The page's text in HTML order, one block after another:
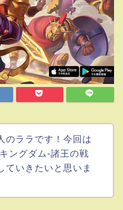
のララです！今回は
ングダム-諸王の戦
ていきたいと思いま